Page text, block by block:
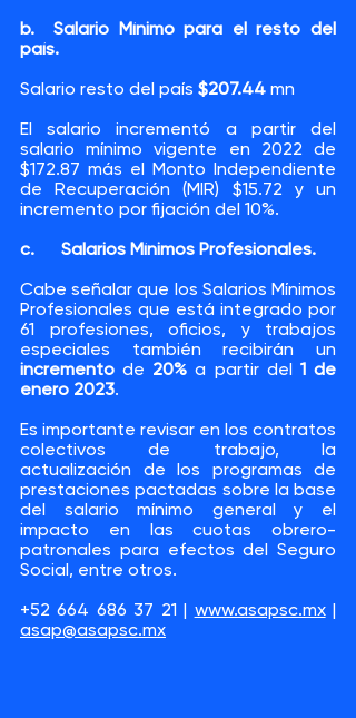
b.  Salario Mínimo para el resto del
país.
Salario resto del país $207.44 mn
El salario incrementó a partir del
salario mínimo vigente en 2022 de
$172.87 más el Monto Independiente
de Recuperación (MIR) $15.72 y un
incremento por fijación del 10%.
c.      Salarios Mínimos Profesionales.
Cabe señalar que los Salarios Mínimos
Profesionales que está integrado por
61 profesiones, oficios, y trabajos
incremento de 20% a partir del 1 de
enero 2023.
Es importante revisar en los contratos
colectivos de trabajo, la
actualización de los programas de
prestaciones pactadas sobre la base
del salario mínimo general y el
impacto en las cuotas obrero-
patronales para efectos del Seguro
Social, entre otros.
+52 664 686 37 21 | www.asapsc.mx
asap@asapsc.mx